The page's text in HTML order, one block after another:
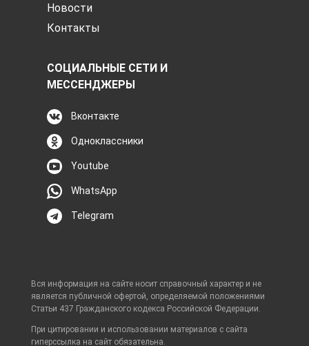
Новости
Контакты
СОЦИАЛЬНЫЕ СЕТИ И
МЕССЕНДЖЕРЫ
Вконтакте
Одноклассники
Youtube
WhatsApp
Telegram
Вся информация на сайте носит справочный характер и не
является публичной офертой, определяемой положениями
Статьи 437 Гражданского кодекса Российской Федерации.
При цитировании и использовании материалов с сайта
гиперссылка на сайт обязательна.